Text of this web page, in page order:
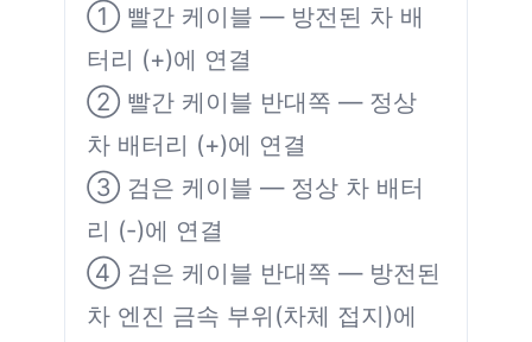
① 빨간 케이블 — 방전된 차 배
터리 (+)에 연결
② 빨간 케이블 반대쪽 — 정상
차 배터리 (+)에 연결
③ 검은 케이블 — 정상 차 배터
리 (-)에 연결
④ 검은 케이블 반대쪽 — 방전된
차 엔진 금속 부위(차체 접지)에